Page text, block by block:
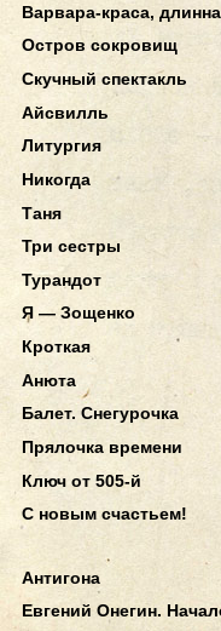
Варвара-краса,
Остров сокровищ
Скучный спектакль
Айсвилль
Литургия
Никогда
Таня
Три сестры
Турандот
Я — Зощенко
Кроткая
Анюта
Балет. Снегурочка
Прялочка времени
Ключ от 505-й
С новым счастьем!
Антигона
Евгений Онегин.